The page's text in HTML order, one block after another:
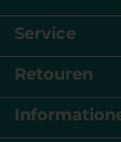
Service
Retouren